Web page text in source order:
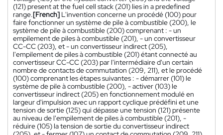
(121) present at the fuel cell stack (201) lies in a predefined
range.[French] L'invention concerne un procédé (100) pour
faire fonctionner un système de pile à combustible (200), le
système de pile à combustible (200) comprenant : - un
empilement de piles à combustible (201), - un convertisseur
CC-CC (203), et - un convertisseur indirect (205),
l'empilement de piles à combustible (201) étant connecté au
convertisseur CC-CC (203) par l'intermédiaire d'un certain
nombre de contacts de commutation (209, 211), et le procédé
(100) comprenant les étapes suivantes : - démarrer (101) le
système de pile à combustible (200), - activer (103) le
convertisseur indirect (205) en fonctionnement modulé en
largeur d'impulsion avec un rapport cyclique prédéfini et une
tension de sortie (125) qui dépasse une tension (121) présente
au niveau de l'empilement de piles à combustible (201), -
réduire (105) la tension de sortie du convertisseur indirect